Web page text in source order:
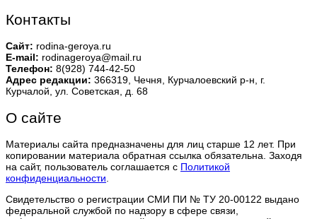
Контакты
Сайт: rodina-geroya.ru
E-mail: rodinageroya@mail.ru
Телефон: 8(928) 744-42-50
Адрес редакции: 366319, Чечня, Курчалоевский р-н, г.
Курчалой, ул. Советская, д. 68
О сайте
Материалы сайта предназначены для лиц старше 12 лет. При
копировании материала обратная ссылка обязательна. Заходя
на сайт, пользователь соглашается с Политикой
конфиденциальности